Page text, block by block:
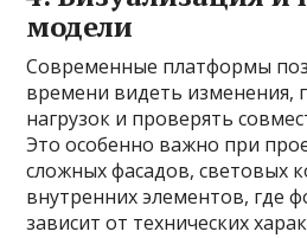
модели
Современные платформы
времени видеть изменения,
нагрузок и проверять
Это особенно важно при
сложных фасадов, световых
внутренних элементов, где
зависит от технических